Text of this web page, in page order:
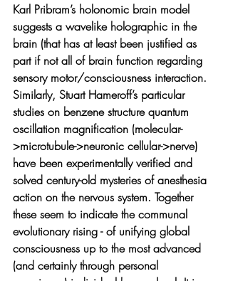
Karl Pribram’s holonomic brain model
suggests a wavelike holographic in the
brain (that has at least been justified as
part if not all of brain function regarding
sensory motor/consciousness interaction.
Similarly, Stuart Hameroff’s particular
studies on benzene structure quantum
oscillation magnification (molecular-
>microtubule->neuronic cellular->nerve)
have been experimentally verified and
solved century-old mysteries of anesthesia
action on the nervous system. Together
these seem to indicate the communal
evolutionary rising - of unifying global
consciousness up to the most advanced
(and certainly through personal